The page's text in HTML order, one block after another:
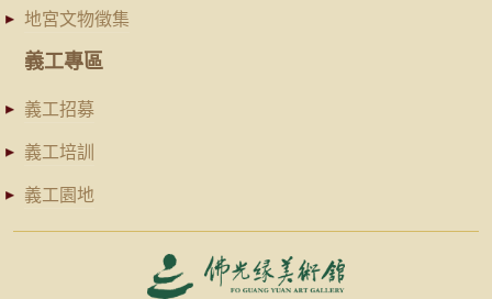
地宮文物徵集
義工專區
義工招募
義工培訓
義工園地